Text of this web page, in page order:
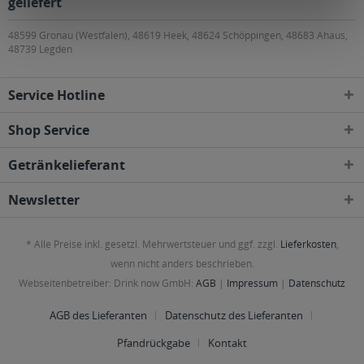
48599 Gronau (Westfalen), 48619 Heek, 48624 Schöppingen, 48683 Ahaus,
48739 Legden
Service Hotline
Shop Service
Getränkelieferant
Newsletter
* Alle Preise inkl. gesetzl. Mehrwertsteuer und ggf. zzgl. Lieferkosten,
wenn nicht anders beschrieben.
Webseitenbetreiber: Drink now GmbH: AGB | Impressum | Datenschutz
AGB des Lieferanten
Datenschutz des Lieferanten
Pfandrückgabe
Kontakt